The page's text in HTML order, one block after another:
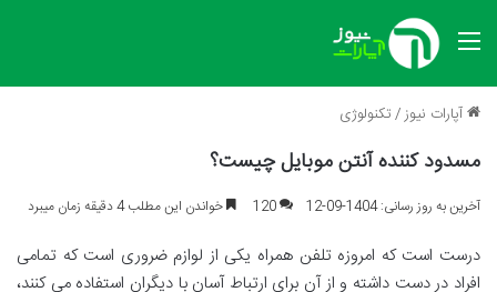
منو
آپارات نیوز/تکنولوژی
مسدود کننده آنتن موبایل چیست؟
آخرین به روز رسانی: 1404-09-12 120 خواندن این مطلب 4 دقیقه زمان میبرد
درست است که امروزه تلفن همراه یکی از لوازم ضروری است که تمامی
افراد در دست داشته و از آن برای ارتباط آسان با دیگران استفاده می کنند،